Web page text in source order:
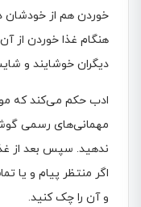
خوردن هم از خودشان
هنگام غذا خوردن از
دیگران خوشایند و
ادب حکم می‌کند که
مهمانی‌های رسمی
ندهید. سپس بعد از
اگر منتظر پیام و یا
و آن را چک کنید.